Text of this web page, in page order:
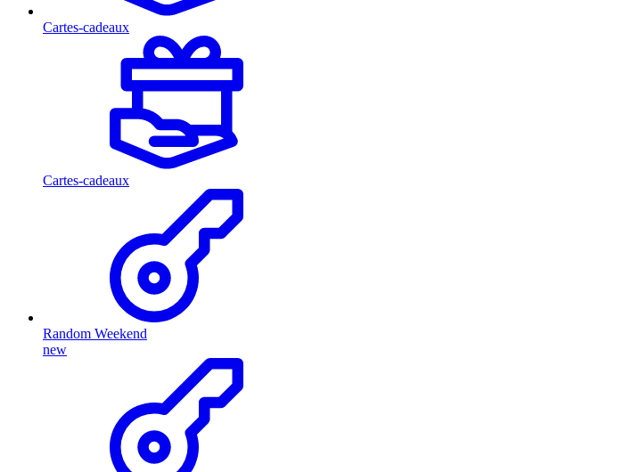
Cartes-cadeaux
Cartes-cadeaux
Random Weekend
new